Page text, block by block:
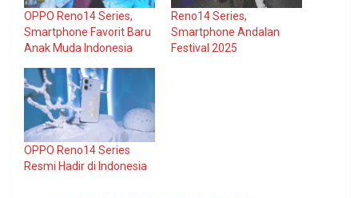
OPPO Reno14 Series,
Smartphone Favorit Baru
Anak Muda Indonesia
Reno14 Series,
Smartphone Andalan
Festival 2025
OPPO Reno14 Series
Resmi Hadir di Indonesia